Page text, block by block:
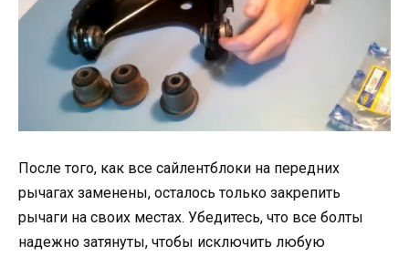
После того, как все сайлентблоки на передних
рычагах заменены, осталось только закрепить
рычаги на своих местах. Убедитесь, что все болты
надежно затянуты, чтобы исключить любую